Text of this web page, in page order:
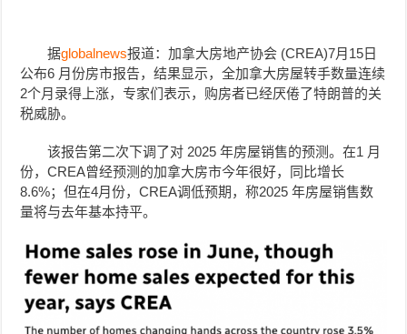
据globalnews报道：加拿大房地产协会 (CREA)7月15日
公布6 月份房市报告，结果显示，全加拿大房屋转手数量连续
2个月录得上涨，专家们表示，购房者已经厌倦了特朗普的关
税威胁。
该报告第二次下调了对 2025 年房屋销售的预测。在1 月
份，CREA曾经预测的加拿大房市今年很好，同比增长
8.6%；但在4月份，CREA调低预期，称2025 年房屋销售数
量将与去年基本持平。